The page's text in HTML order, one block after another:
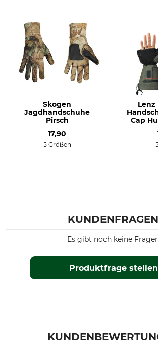
mossgreen mel
Skogen
Jagdhandschuhe
Pirsch
17,90
5 Größen
Cap
KUNDENFRAGEN
Produktfrage stellen
Es gibt noch keine